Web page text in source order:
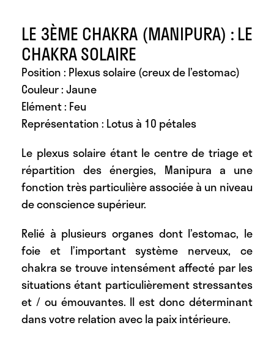
LE 3ÈME CHAKRA (MANIPURA) : LE
CHAKRA SOLAIRE
Position : Plexus solaire (creux de l’estomac)
Couleur : Jaune
Elément : Feu
Représentation : Lotus à 10 pétales
Le plexus solaire étant le centre de triage et
répartition des énergies, Manipura a une
fonction très particulière associée à un niveau
de conscience supérieur.
Relié à plusieurs organes dont l’estomac, le
foie et l’important système nerveux, ce
chakra se trouve intensément affecté par les
situations étant particulièrement stressantes
et / ou émouvantes. Il est donc déterminant
dans votre relation avec la paix intérieure.